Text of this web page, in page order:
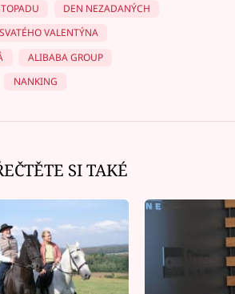
DEN NEZADANÝCH
VALENTÝNA
ALIBABA GROUP
NANKING
SI TAKÉ